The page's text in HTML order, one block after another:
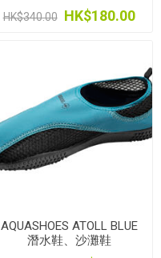
HK$340.00 HK$180.00
AQUASHOES ATOLL BLUE
潛水鞋、沙灘鞋